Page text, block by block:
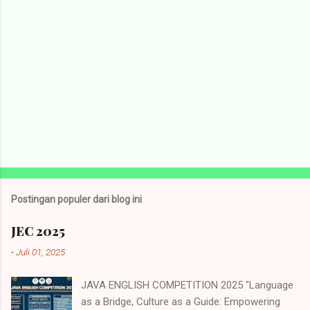
Postingan populer dari blog ini
JEC 2025
-Juli 01, 2025
JAVA ENGLISH COMPETITION 2025 "Language
as a Bridge, Culture as a Guide: Empowering